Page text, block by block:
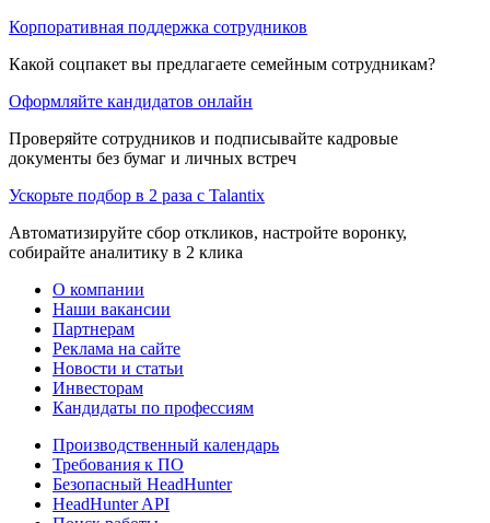
Корпоративная поддержка сотрудников
Какой соцпакет вы предлагаете семейным сотрудникам?
Оформляйте кандидатов онлайн
Проверяйте сотрудников и подписывайте кадровые
документы без бумаг и личных встреч
Ускорьте подбор в 2 раза с Talantix
Автоматизируйте сбор откликов, настройте воронку,
собирайте аналитику в 2 клика
О компании
Наши вакансии
Партнерам
Реклама на сайте
Новости и статьи
Инвесторам
Кандидаты по профессиям
Производственный календарь
Требования к ПО
Безопасный HeadHunter
HeadHunter API